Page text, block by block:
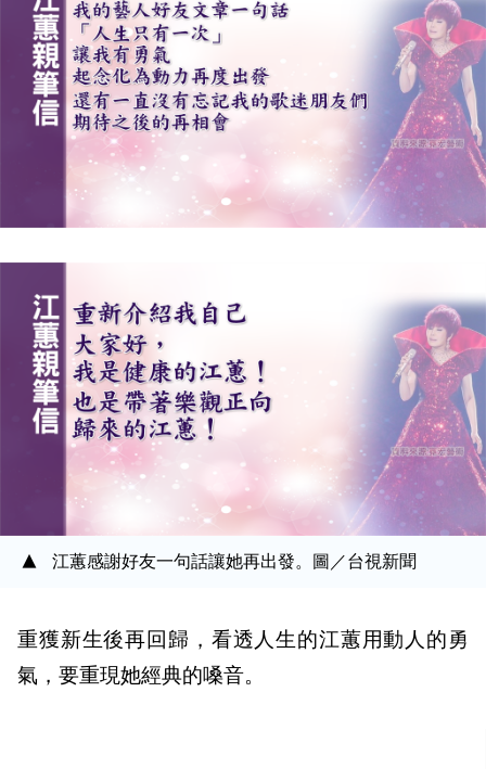
江蕙感謝好友一句話讓她再出發。圖／台視新聞
重獲新生後再回歸，看透人生的江蕙用動人的勇
氣，要重現她經典的嗓音。